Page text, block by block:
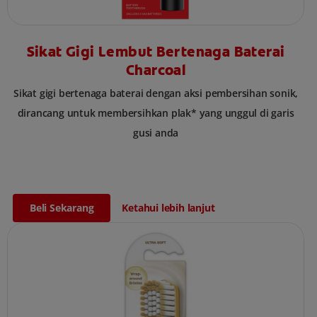
Sikat Gigi Lembut Bertenaga Baterai
Charcoal
Sikat gigi bertenaga baterai dengan aksi pembersihan sonik,
dirancang untuk membersihkan plak* yang unggul di garis
gusi anda
Beli Sekarang Ketahui lebih lanjut